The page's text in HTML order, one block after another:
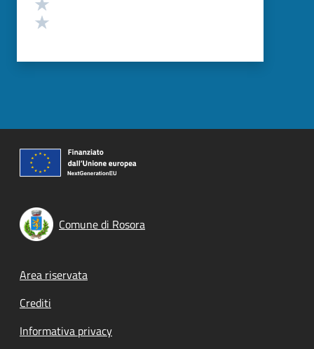
Comune di Rosora
Footer menu
Area riservata
Crediti
Informativa privacy